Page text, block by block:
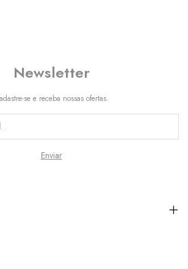
Newsletter
se e receba nossas ofertas.